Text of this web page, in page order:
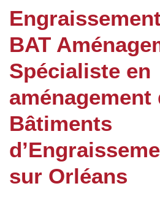
BAT
Spécialiste en
aménagement
Bâtiments
sur Orléans